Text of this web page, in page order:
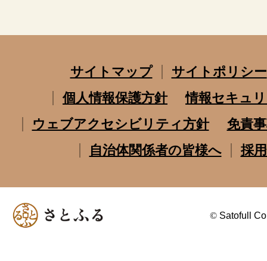
サイトマップ
サイトポリシー
個人情報保護方針
情報セキュ
ウェブアクセシビリティ方針
免責
自治体関係者の皆様へ
採
© Satofull